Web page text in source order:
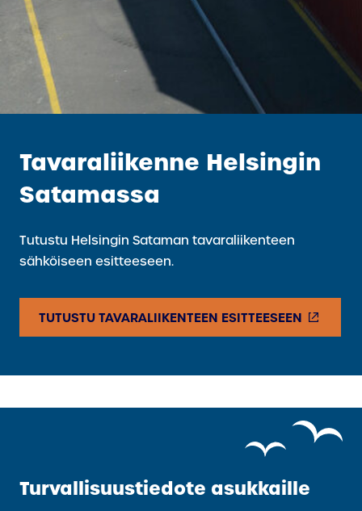
Tavaraliikenne Helsingin
Satamassa
Tutustu Helsingin Sataman tavaraliikenteen
sähköiseen esitteeseen.
TUTUSTU TAVARALIIKENTEEN ESITTEESEEN
U
K
I
N
Turvallisuustiedote asukkaille